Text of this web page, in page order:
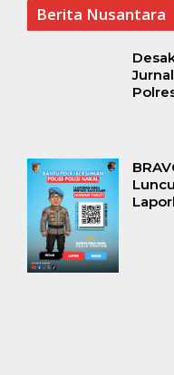
Berita Nusantara